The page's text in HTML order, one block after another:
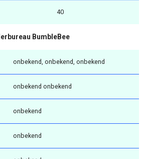
40
BumbleBee
onbekend, onbekend, onbekend
onbekend onbekend
onbekend
onbekend